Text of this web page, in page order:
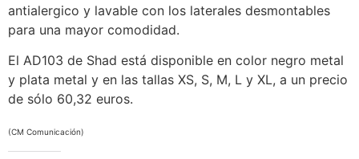
antialergico y lavable con los laterales desmontables
para una mayor comodidad.
El AD103 de Shad está disponible en color negro metal
y plata metal y en las tallas XS, S, M, L y XL, a un precio
de sólo 60,32 euros.
(CM Comunicación)